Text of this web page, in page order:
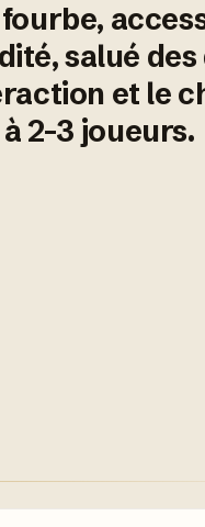
salué des
et le
2-3 joueurs.